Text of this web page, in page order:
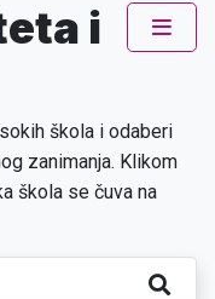
škola i odaberi
zanimanja. Klikom
škola se čuva na
i